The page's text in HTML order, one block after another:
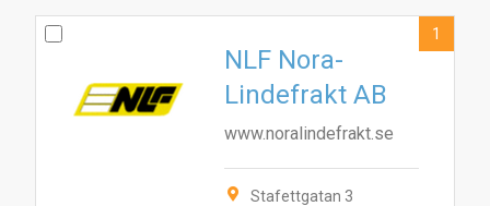
NLF Nora-
Lindefrakt AB
www.noralindefrakt.se
Stafettgatan 3
1